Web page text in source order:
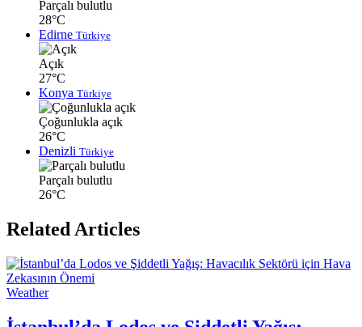
Parçalı bulutlu
28°C
Edirne Türkiye
Açık
27°C
Konya Türkiye
Çoğunlukla açık
26°C
Denizli Türkiye
Parçalı bulutlu
26°C
Related Articles
Weather